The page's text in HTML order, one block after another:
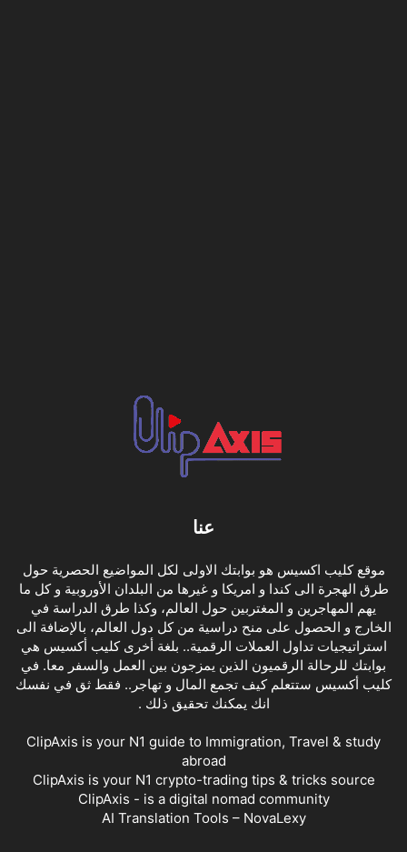
عنا
موقع كليب اكسيس هو بوابتك الاولى لكل المواضيع الحصرية حول
طرق الهجرة الى كندا و امريكا و غيرها من البلدان الأوروبية و كل ما
يهم المهاجرين و المغتربين حول العالم، وكذا طرق الدراسة في
الخارج و الحصول على منح دراسية من كل دول العالم، بالإضافة الى
استراتيجيات تداول العملات الرقمية.. بلغة أخرى كليب أكسيس هي
بوابتك للرحالة الرقميون الذين يمزجون بين العمل والسفر معا. في
كليب أكسيس ستتعلم كيف تجمع المال و تهاجر.. فقط ثق في نفسك
انك يمكنك تحقيق ذلك .
ClipAxis is your N1 guide to Immigration, Travel & study
abroad
ClipAxis is your N1 crypto-trading tips & tricks source
ClipAxis - is a digital nomad community
AI Translation Tools – NovaLexy